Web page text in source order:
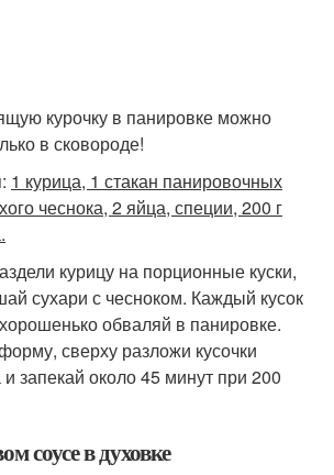
курочку в панировке можно
в сковороде!
1 курица, 1 стакан панировочных
чеснока, 2 яйца, специи, 200 г
курицу на порционные куски,
сухари с чесноком. Каждый кусок
обваляй в панировке.
сверху разложи кусочки
запекай около 45 минут при 200
соусе в духовке